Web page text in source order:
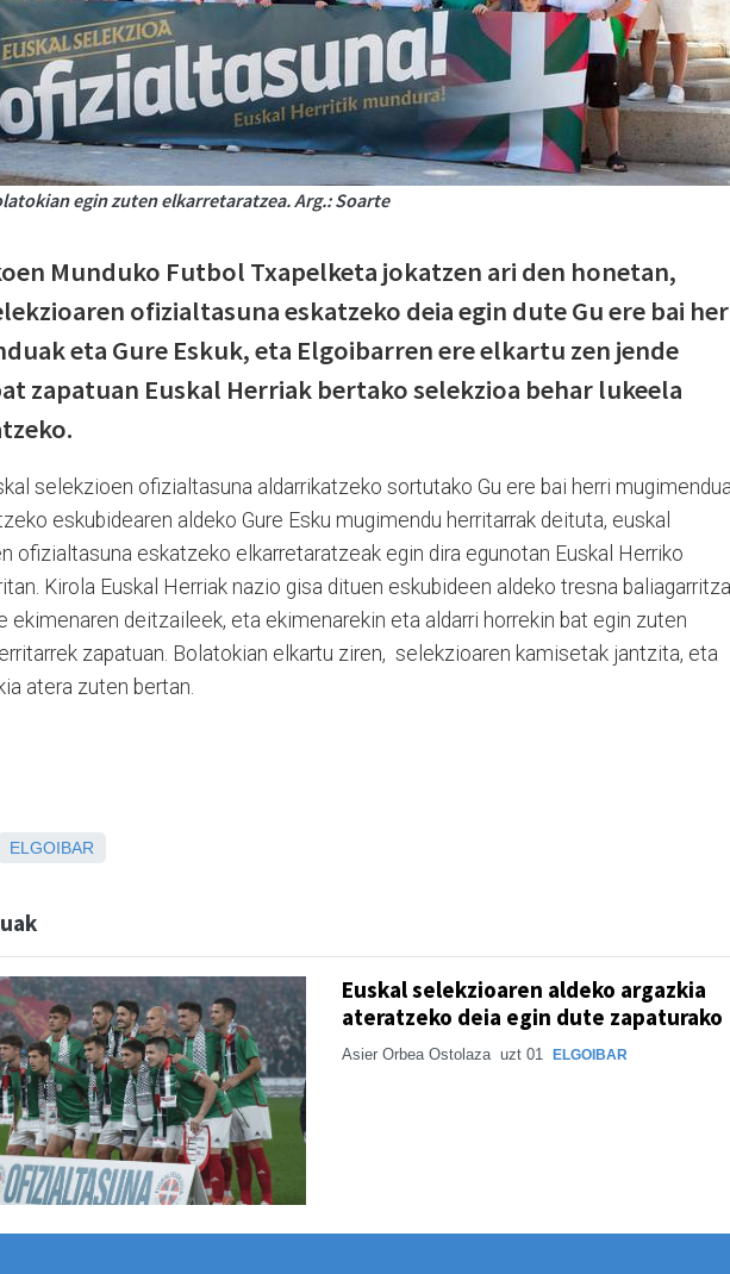
egin zuten elkarretaratzea. Arg.: Soarte
Munduko Futbol Txapelketa jokatzen ari den honetan,
ofizialtasuna eskatzeko deia egin dute Gu ere bai
eta Gure Eskuk, eta Elgoibarren ere elkartu zen jende
zapatuan Euskal Herriak bertako selekzioa behar lukeela
selekzioen ofizialtasuna aldarrikatzeko sortutako Gu ere bai herri
eskubidearen aldeko Gure Esku mugimendu herritarrak deituta, euskal
ofizialtasuna eskatzeko elkarretaratzeak egin dira egunotan Euskal Herriko
Kirola Euskal Herriak nazio gisa dituen eskubideen aldeko tresna
ekimenaren deitzaileek, eta ekimenarekin eta aldarri horrekin bat egin zuten
zapatuan. Bolatokian elkartu ziren, selekzioaren kamisetak jantzita, eta
atera zuten bertan.
ELGOIBAR
Euskal selekzioaren aldeko argazkia
ateratzeko deia egin dute zapaturako
Asier Orbea Ostolaza uzt 01 ELGOIBAR